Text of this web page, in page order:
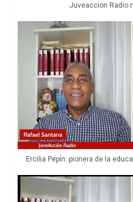
Juveaccion Radio
Ercilia Pepín: pionera de la